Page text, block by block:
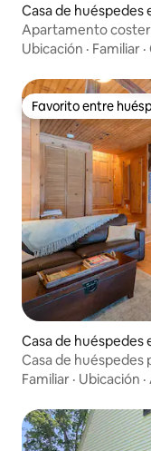
Casa de huéspedes
Apartamento
Perkins Cove
Ubicación · Familiar ·
Favorito entre
Favorito entre
Casa de huéspedes
Casa de huéspedes
centro de Ogunquit
Familiar · Ubicación ·